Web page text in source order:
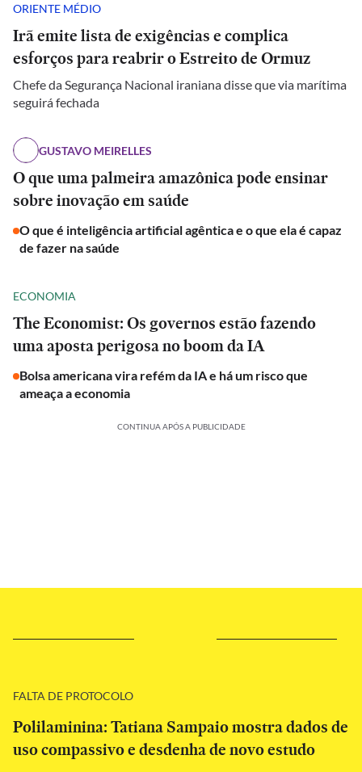
ORIENTE MÉDIO
Irã emite lista de exigências e complica
esforços para reabrir o Estreito de Ormuz
Chefe da Segurança Nacional iraniana disse que via marítima
seguirá fechada
GUSTAVO MEIRELLES
O que uma palmeira amazônica pode ensinar
sobre inovação em saúde
O que é inteligência artificial agêntica e o que ela é capaz
de fazer na saúde
ECONOMIA
The Economist: Os governos estão fazendo
uma aposta perigosa no boom da IA
Bolsa americana vira refém da IA e há um risco que
ameaça a economia
CONTINUA APÓS A PUBLICIDADE
FALTA DE PROTOCOLO
Polilaminina: Tatiana Sampaio mostra dados de
uso compassivo e desdenha de novo estudo